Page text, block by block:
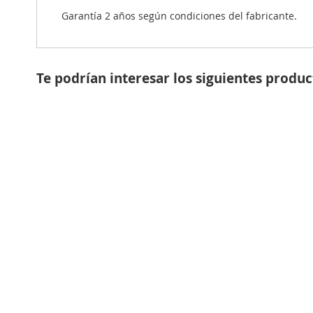
Garantía 2 años según condiciones del fabricante.
Te podrían interesar los siguientes